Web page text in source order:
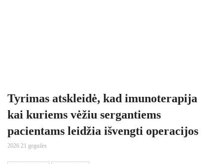
Tyrimas atskleidė, kad imunoterapija
kai kuriems vėžiu sergantiems
pacientams leidžia išvengti operacijos
2026 21 gegužės